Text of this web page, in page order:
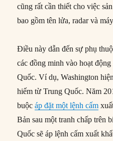
cũng rất cần thiết cho việc
bao gồm tên lửa, radar và
Điều này dẫn đến sự phụ
các đồng minh vào hoạt
Quốc. Ví dụ, Washington
hiếm từ Trung Quốc. Năm
buộcáp đặt một lệnh cấm
Bản sau một tranh chấp trên
Quốc sẽ áp lệnh cấm xuất